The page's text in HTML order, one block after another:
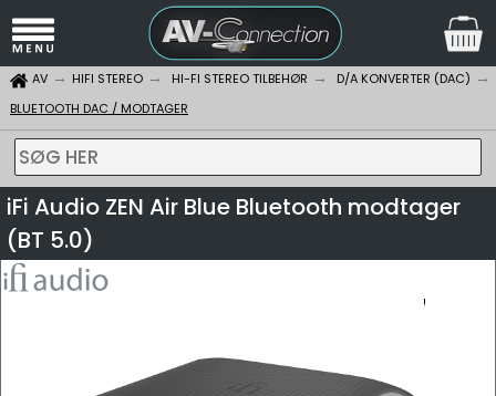
AV HIFI STEREO HI-FI STEREO TILBEHØR
D/A KONVERTER (DAC)
BLUETOOTH DAC / MODTAGER
SØG HER
iFi Audio ZEN Air Blue Bluetooth modtager
(BT 5.0)